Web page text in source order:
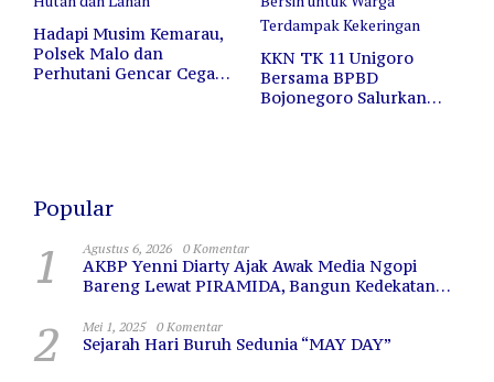
Hadapi Musim Kemarau,
Polsek Malo dan
Perhutani Gencar Cegah
KKN TK 11 Unigoro
Bersama BPBD
Bojonegoro Salurkan
Popular
1 Agustus 6, 2026 0 Komentar
AKBP Yenni Diarty Ajak Awak Media Ngopi
Bareng Lewat PIRAMIDA, Bangun Kedekatan
2 Mei 1, 2025 0 Komentar
Sejarah Hari Buruh Sedunia “MAY DAY”